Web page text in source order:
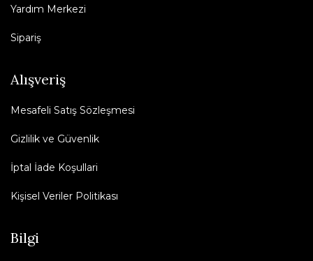
Yardım Merkezi
Sipariş
Alışveriş
Mesafeli Satış Sözleşmesi
Gizlilik ve Güvenlik
İptal İade Koşullari
Kişisel Veriler Politikası
Bilgi